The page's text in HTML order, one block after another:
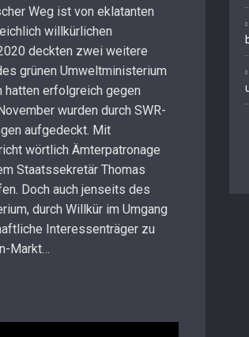
Weg ist von eklatanten
willkürlichen
deckten zwei weitere
grünen Umweltministerium
hatten erfolgreich gegen
wurden durch SWR-
aufgedeckt. Mit
wörtlich Ämterpatronage
Staatssekretär Thomas
Doch auch jenseits des
durch Willkür im Umgang
Interessenträger zu
Markt…